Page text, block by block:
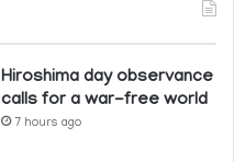
Hiroshima day observance
calls for a war-free world
7 hours ago